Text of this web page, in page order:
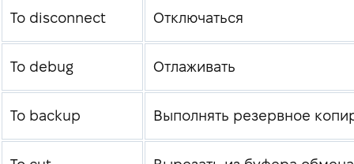
To disconnect Отключаться
To debug Отлаживать
To backup Выполнять резервное